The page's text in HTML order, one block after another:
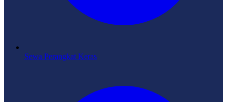
Sewa Perangkat Keras